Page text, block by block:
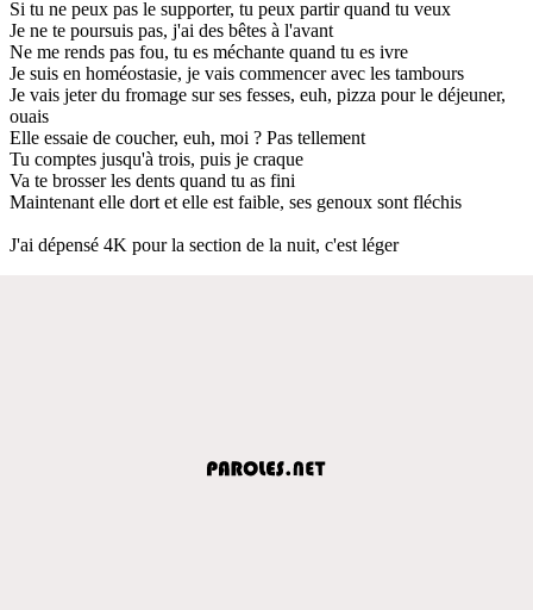
Si tu ne peux pas le supporter, tu peux partir quand tu veux
Je ne te poursuis pas, j'ai des bêtes à l'avant
Ne me rends pas fou, tu es méchante quand tu es ivre
Je suis en homéostasie, je vais commencer avec les tambours
Je vais jeter du fromage sur ses fesses, euh, pizza pour le déjeuner,
ouais
Elle essaie de coucher, euh, moi ? Pas tellement
Tu comptes jusqu'à trois, puis je craque
Va te brosser les dents quand tu as fini
Maintenant elle dort et elle est faible, ses genoux sont fléchis
J'ai dépensé 4K pour la section de la nuit, c'est léger